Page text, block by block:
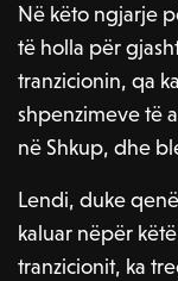
Në këto ngjarje
të holla për
tranzicionin, qa
shpenzimeve të
në Shkup, dhe
Lendi, duke
kaluar nëpër
tranzicionit, ka